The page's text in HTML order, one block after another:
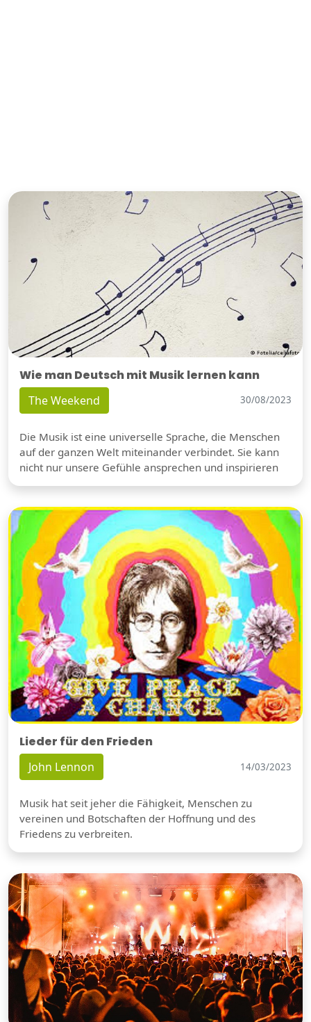
Wie man Deutsch mit Musik lernen kann
The Weekend 30/08/2023
Die Musik ist eine universelle Sprache, die Menschen
auf der ganzen Welt miteinander verbindet. Sie kann
nicht nur unsere Gefühle ansprechen und inspirieren
Lieder für den Frieden
John Lennon 14/03/2023
Musik hat seit jeher die Fähigkeit, Menschen zu
vereinen und Botschaften der Hoffnung und des
Friedens zu verbreiten.